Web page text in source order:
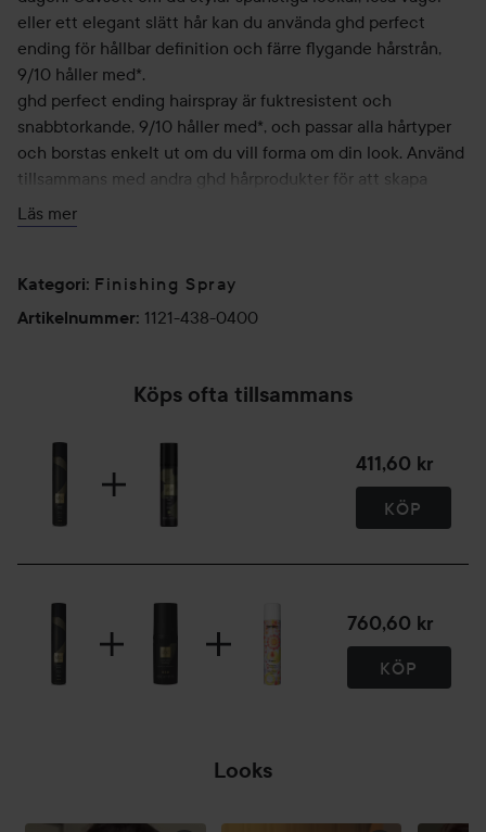
eller ett elegant slätt hår kan du använda ghd perfect
ending för hållbar definition och färre flygande hårstrån,
9/10 håller med*.
ghd perfect ending hairspray är fuktresistent och
snabbtorkande, 9/10 håller med*, och passar alla hårtyper
och borstas enkelt ut om du vill forma om din look. Använd
tillsammans med andra ghd hårprodukter för att skapa
stilen du drömmer om med en hållbar och professionell
finish.
används med dina favoritverktyg från ghd för professionella
resultat."
Ger stadga, 10/10 håller med*
Minskar förekomsten av flygande hårstrån, 9/10 håller med*
Snabbtorkande, 9/10 håller med*
Passar alla hårtyper
Professionella slutresultat
400 ml
Läs mer
Kategori: Finishing Spray
Artikelnummer: 1121-438-0400
Köps ofta tillsammans
411,60 kr
KÖP
760,60 kr
KÖP
Looks